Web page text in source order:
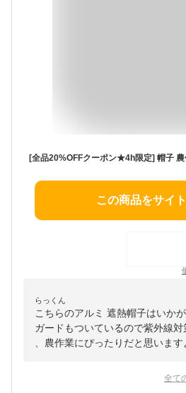
この商品をサイ
らっくん
こちらのアルミ 遮熱帽子はいか
ガードもついているので紫外線対
、農作業にぴったりだと思います
全て